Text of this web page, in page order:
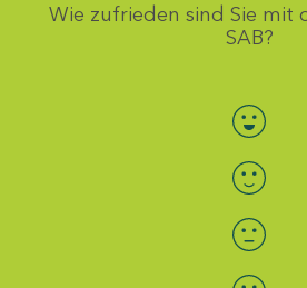
Wie zufrieden sind Sie mit
SAB?